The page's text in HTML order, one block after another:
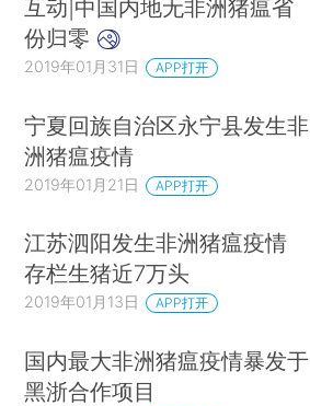
互动|中国内地无非洲猪瘟省
份归零
2019年01月31日 APP打开
宁夏回族自治区永宁县发生非
洲猪瘟疫情
2019年01月21日 APP打开
江苏泗阳发生非洲猪瘟疫情
存栏生猪近7万头
2019年01月13日 APP打开
国内最大非洲猪瘟疫情暴发于
黑浙合作项目